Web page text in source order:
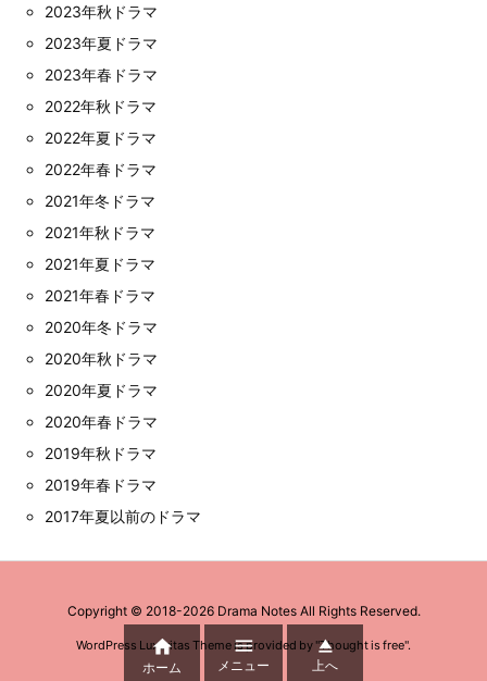
2023年秋ドラマ
2023年夏ドラマ
2023年春ドラマ
2022年秋ドラマ
2022年夏ドラマ
2022年春ドラマ
2021年冬ドラマ
2021年秋ドラマ
2021年夏ドラマ
2021年春ドラマ
2020年冬ドラマ
2020年秋ドラマ
2020年夏ドラマ
2020年春ドラマ
2019年秋ドラマ
2019年春ドラマ
2017年夏以前のドラマ
Copyright © 2018-2026 Drama NotesAll Rights Reserved.
WordPress Luxeritas Theme is provided by "Thought is free".

ホーム

メニュー

上へ